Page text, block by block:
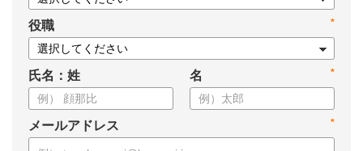
*
役職
氏名：姓 *
名
*
メールアドレス